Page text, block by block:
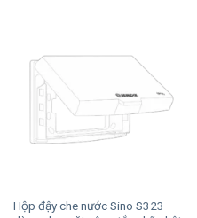
Hộp đậy che nước Sino S323